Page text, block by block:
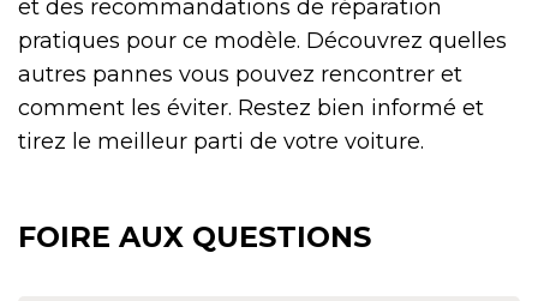
et des recommandations de réparation
pratiques pour ce modèle. Découvrez quelles
autres pannes vous pouvez rencontrer et
comment les éviter. Restez bien informé et
tirez le meilleur parti de votre voiture.
FOIRE AUX QUESTIONS